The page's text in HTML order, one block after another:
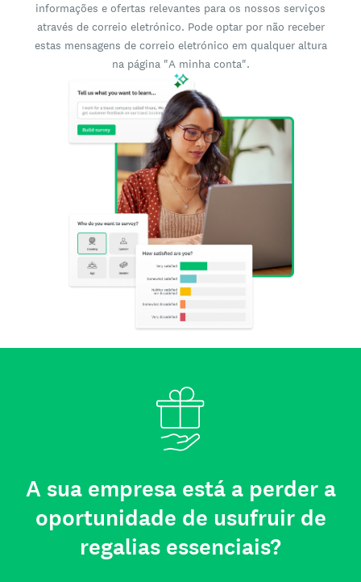
informações e ofertas relevantes para os nossos serviços
através de correio eletrónico. Pode optar por não receber
estas mensagens de correio eletrónico em qualquer altura
na página "A minha conta".
A sua empresa está a perder a
oportunidade de usufruir de
regalias essenciais?